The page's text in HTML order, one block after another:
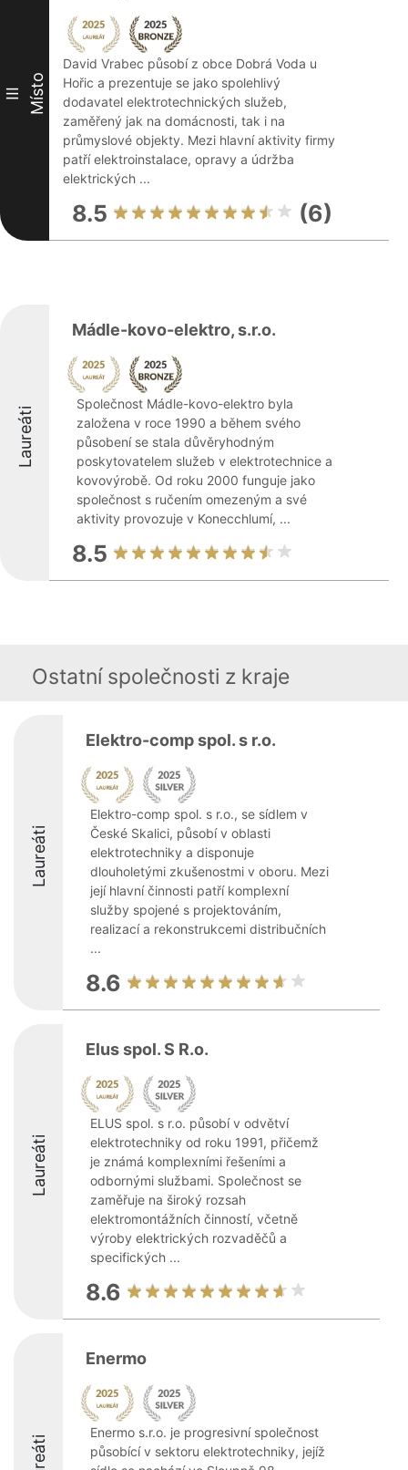
III Místo
David Vrabec působí z obce Dobrá Voda u
Hořic a prezentuje se jako spolehlivý
dodavatel elektrotechnických služeb,
zaměřený jak na domácnosti, tak i na
průmyslové objekty. Mezi hlavní aktivity firmy
patří elektroinstalace, opravy a údržba
elektrických ...
8.5 (6)
Laureáti
Mádle-kovo-elektro, s.r.o.
Společnost Mádle-kovo-elektro byla
založena v roce 1990 a během svého
působení se stala důvěryhodným
poskytovatelem služeb v elektrotechnice a
kovovýrobě. Od roku 2000 funguje jako
společnost s ručením omezeným a své
aktivity provozuje v Konecchlumí, ...
8.5
Ostatní společnosti z kraje
Laureáti
Elektro-comp spol. s r.o.
Elektro-comp spol. s r.o., se sídlem v
České Skalici, působí v oblasti
elektrotechniky a disponuje
dlouholetými zkušenostmi v oboru. Mezi
její hlavní činnosti patří komplexní
služby spojené s projektováním,
realizací a rekonstrukcemi distribučních
...
8.6
Laureáti
Elus spol. S R.o.
ELUS spol. s r.o. působí v odvětví
elektrotechniky od roku 1991, přičemž
je známá komplexními řešeními a
odbornými službami. Společnost se
zaměřuje na široký rozsah
elektromontážních činností, včetně
výroby elektrických rozvaděčů a
specifických ...
8.6
Enermo
Enermo s.r.o. je progresivní společnost
působící v sektoru elektrotechniky, jejíž